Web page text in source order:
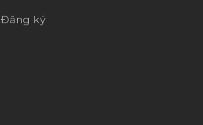
Đăng ký